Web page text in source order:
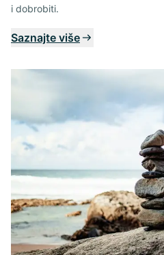
i dobrobiti.
Saznajte više